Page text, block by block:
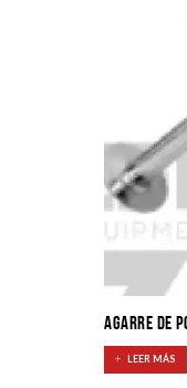
AGARRE DE
LEER MÁS